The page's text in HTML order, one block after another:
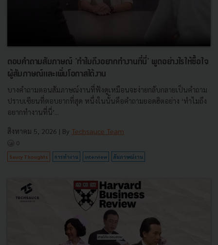
ตอบคำถามสัมภาษณ์ 'ทำไมถึงอยากทำงานที่นี่' พูดอย่างไรให้ซื้อใจ
ผู้สัมภาษณ์และเพิ่มโอกาสได้งาน
บางคำถามตอนสัมภาษณ์งานที่ฟังดูเหมือนจะง่ายกลับกลายเป็นคำถาม
ปราบเซียนที่ตอบยากที่สุด หนึ่งในนั้นคือคำถามยอดฮิตอย่าง ‘ทำไมถึง
อยากทำงานที่นี่’...
สิงหาคม 5, 2026 | By Techsauce Team
0
Saucy Thoughts การทำงาน interview สัมภาษณ์งาน